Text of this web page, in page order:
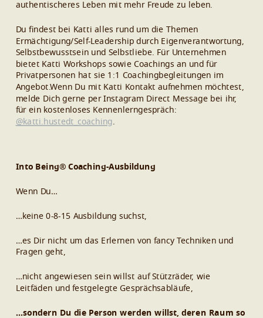
authentischeres Leben mit mehr Freude zu leben.
Du findest bei Katti alles rund um die Themen
Ermächtigung/Self-Leadership durch Eigenverantwortung,
Selbstbewusstsein und Selbstliebe. Für Unternehmen
bietet Katti Workshops sowie Coachings an und für
Privatpersonen hat sie 1:1 Coachingbegleitungen im
Angebot.Wenn Du mit Katti Kontakt aufnehmen möchtest,
melde Dich gerne per Instagram Direct Message bei ihr,
für ein kostenloses Kennenlerngespräch:
@katti.hustedt_coaching
Into Being® Coaching-Ausbildung
Wenn Du…
…keine 0-8-15 Ausbildung suchst,
…es Dir nicht um das Erlernen von fancy Techniken und
Fragen geht,
…nicht angewiesen sein willst auf Stützräder, wie
Leitfäden und festgelegte Gesprächsabläufe,
…sondern Du die Person werden willst, deren Raum so